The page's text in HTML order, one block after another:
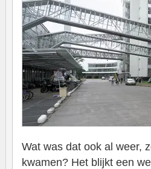
Wat was dat ook al weer,
kwamen? Het blijkt een